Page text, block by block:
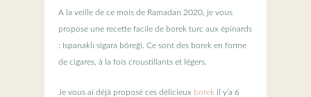
A la veille de ce mois de Ramadan 2020, je vous
propose une recette facile de borek turc aux épinards
: Ispanaklı sigara böreği. Ce sont des borek en forme
de cigares, à la fois croustillants et légers.
Je vous ai déjà proposé ces délicieux borek il y’a 6